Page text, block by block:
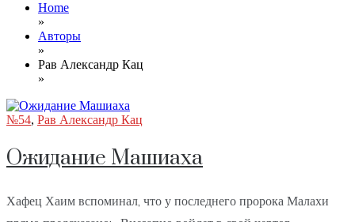
Home
»
Авторы
»
Рав Александр Кац
»
№54, Рав Александр Кац
Ожидание Машиаха
Хафец Хаим вспоминал, что у последнего пророка Малахи